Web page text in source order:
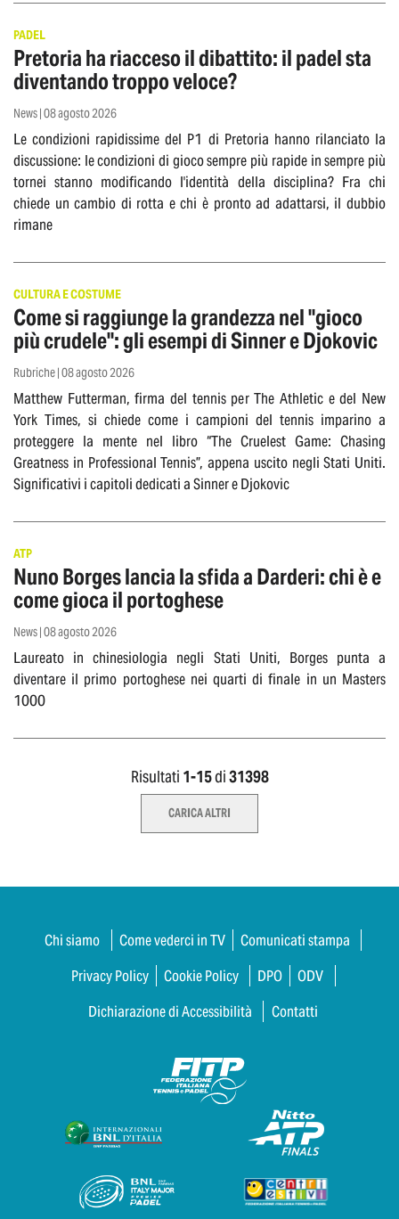
PADEL
Pretoria ha riacceso il dibattito: il padel sta
diventando troppo veloce?
News | 08 agosto 2026
Le condizioni rapidissime del P1 di Pretoria hanno rilanciato la
discussione: le condizioni di gioco sempre più rapide in sempre più
tornei stanno modificando l'identità della disciplina? Fra chi
chiede un cambio di rotta e chi è pronto ad adattarsi, il dubbio
rimane
CULTURA E COSTUME
Come si raggiunge la grandezza nel "gioco
più crudele": gli esempi di Sinner e Djokovic
Rubriche | 08 agosto 2026
Matthew Futterman, firma del tennis per The Athletic e del New
York Times, si chiede come i campioni del tennis imparino a
proteggere la mente nel libro “The Cruelest Game: Chasing
Greatness in Professional Tennis”, appena uscito negli Stati Uniti.
Significativi i capitoli dedicati a Sinner e Djokovic
ATP
Nuno Borges lancia la sfida a Darderi: chi è e
come gioca il portoghese
News | 08 agosto 2026
Laureato in chinesiologia negli Stati Uniti, Borges punta a
diventare il primo portoghese nei quarti di finale in un Masters
1000
Risultati 1-15di31398
CARICA ALTRI
Chi siamo Come vederci in TV
Comunicati stampa
Privacy Policy
Cookie Policy DPO
ODV
Dichiarazione di Accessibilità
Contatti